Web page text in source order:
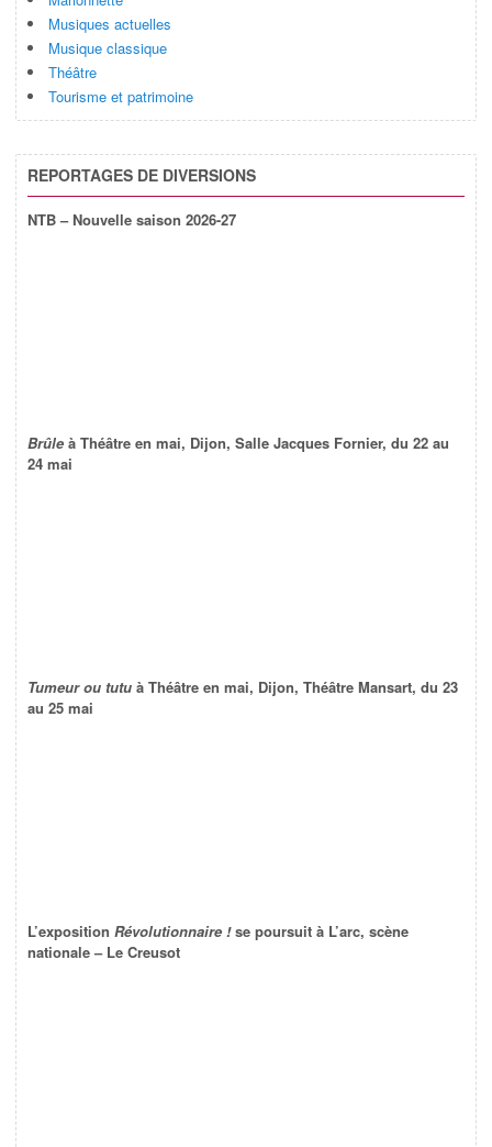
Musiques actuelles
Musique classique
Théâtre
Tourisme et patrimoine
REPORTAGES DE DIVERSIONS
NTB – Nouvelle saison 2026-27
Brûle à Théâtre en mai, Dijon, Salle Jacques Fornier, du 22 au
24 mai
Tumeur ou tutu à Théâtre en mai, Dijon, Théâtre Mansart, du 23
au 25 mai
L’exposition Révolutionnaire !se poursuit à L’arc, scène
nationale – Le Creusot